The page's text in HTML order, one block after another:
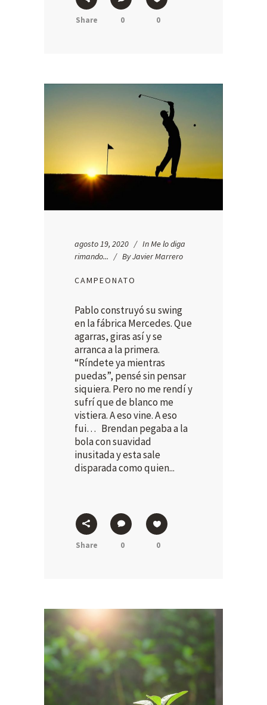
Share 0 0
agosto 19, 2020 InMe lo diga
rimando...
ByJavier Marrero
CAMPEONATO
Pablo construyó su swing
en la fábrica Mercedes. Que
agarras, giras así y se
arranca a la primera.
“Ríndete ya mientras
puedas”, pensé sin pensar
siquiera. Pero no me rendí y
sufrí que de blanco me
vistiera. A eso vine. A eso
fui… Brendan pegaba a la
bola con suavidad
inusitada y esta sale
disparada como quien...
Share 0 0